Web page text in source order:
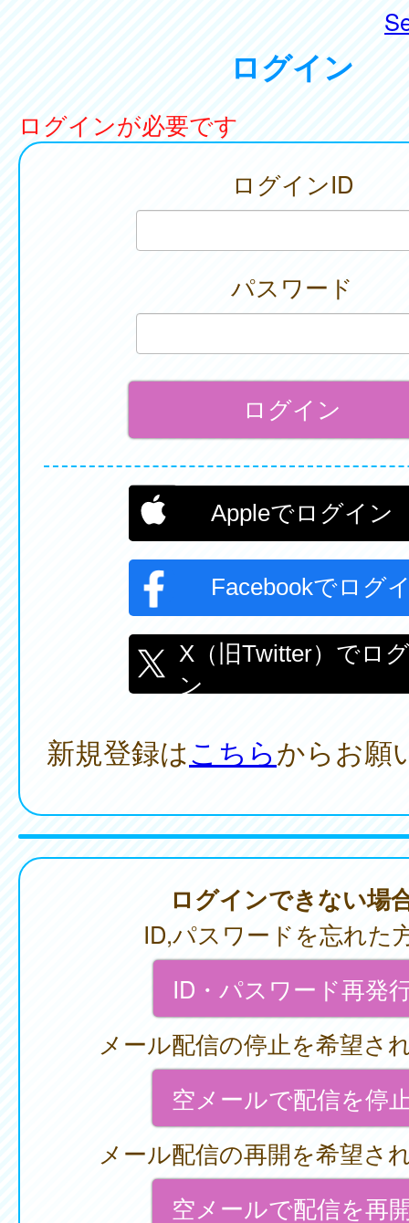
ログイン
ログインが必要です
ログインID
パスワード
Appleでログイン
Facebookでログ
X（旧Twitter）でロ
ン
新規登録はこちらからお願
ログインできない場
ID,パスワードを忘れた
ID・パスワード再発
メール配信の停止を希望さ
空メールで配信を停
メール配信の再開を希望さ
空メールで配信を再